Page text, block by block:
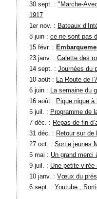
30 sept. : "Marche-
1917
1er nov. : Bateaux
8 juin : ce ne sont pas
15 févr. :
23 janv. : Galette des
14 sept. : Journées du
10 août : La Route de
6 juin : La semaine du
16 août : Pique nique à
5 juil. : Programme de
7 déc. : Repas de fin
31 déc. : Retour sur de
27 oct. : Sortie jeunes
5 mai : Un grand merci
9 juil. : Une petite
10 janv. : Vœux du
6 sept. : Youtube ,